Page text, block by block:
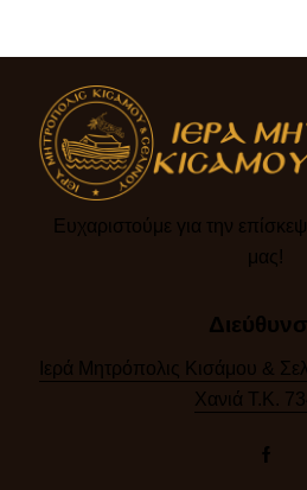
Ευχαριστούμε για την
μας!​
Ιερά Μητρόπολις Κισάμου &
Χανιά Τ.Κ.